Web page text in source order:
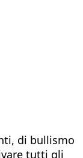
di bullismo
tutti gli